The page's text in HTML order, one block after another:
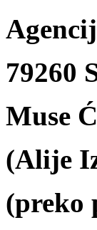
79260
Muse
(Alije
(preko